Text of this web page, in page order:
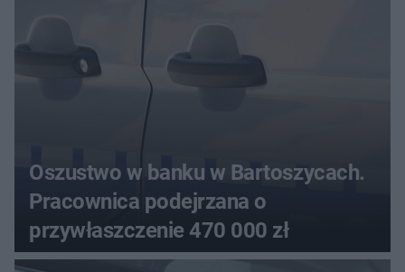
Oszustwo w banku w Bartoszycach.
Pracownica podejrzana o
przywłaszczenie 470 000 zł